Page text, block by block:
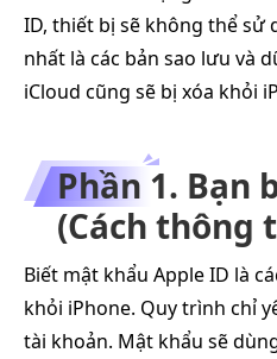
ID, thiết bị sẽ không thể
nhất là các bản sao lưu và
iCloud cũng sẽ bị xóa khỏi
Phần 1. Bạn
(Cách thông
Biết mật khẩu Apple ID là
khỏi iPhone. Quy trình chỉ
tài khoản. Mật khẩu sẽ